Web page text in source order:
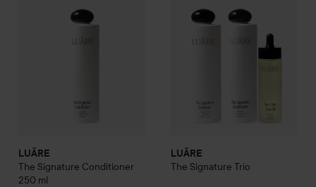
LUÃRE
The Signature Conditioner
250 ml
LUÃRE
The Signature Trio